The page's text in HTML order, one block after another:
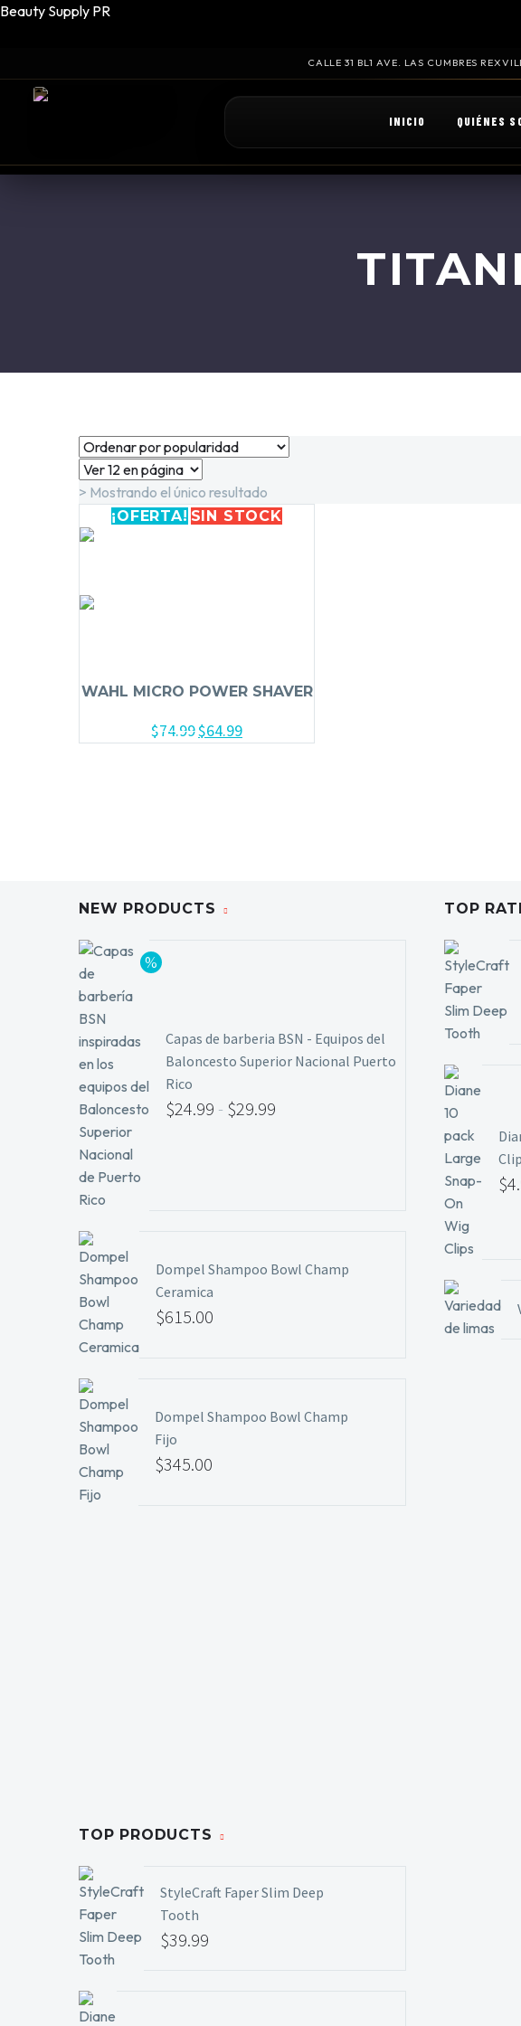
Beauty Supply PR
CALLE 31 BL1 AVE. LAS CUMBRES
INICIO QUIÉNES
> Mostrando el único resultado
¡OFERTA! SIN STOCK
WAHL MICRO POWER SHAVER
$74.99$64.99
NEW PRODUCTS
Capas de barberia BSN - Equipos del
Baloncesto Superior Nacional Puerto
Rico
$24.99 - $29.99
Dompel Shampoo Bowl Champ
Ceramica
$615.00
Dompel Shampoo Bowl Champ
Fijo
$345.00
TOP
$
TOP PRODUCTS
StyleCraft Faper Slim Deep
Tooth
$39.99